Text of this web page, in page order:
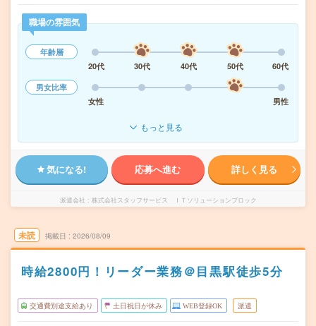
職場の雰囲気
年齢層
20代
30代 40代 50代
60代
男女比率
女性
男性
もっと見る
気になる! 応募へ進む 詳しく見る
派遣会社 株式会社スタッフサービス ＩＴソリューションブロック
未読 掲載日 2026/08/09
時給2800円！リーダー業務＠目黒駅徒歩5分
交通費別途支給あり 土日祝日が休み WEB登録OK 派遣